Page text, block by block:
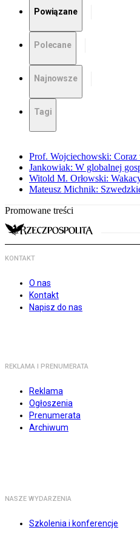
Powiązane
Polecane
Najnowsze
Tagi
Prof. Wojciechowski: Coraz
Jankowiak: W globalnej
Witold M. Orłowski:
Mateusz Michnik:
Promowane treści
KONTAKT
O nas
Kontakt
Napisz do nas
REKLAMA I PRENUMERATA
Reklama
Ogłoszenia
Prenumerata
Archiwum
NASZE WYDARZENIA
Szkolenia i konferencje